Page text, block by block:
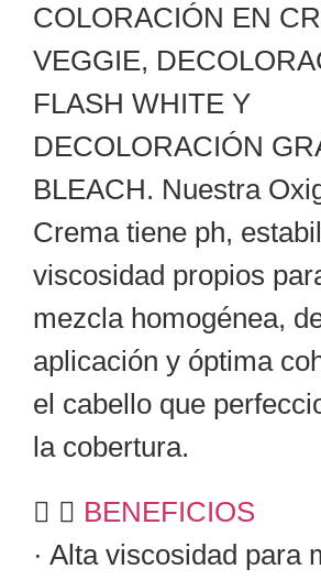
COLORACIÓN EN
VEGGIE,
FLASH WHITE Y
DECOLORACIÓN
BLEACH. Nuestra
Crema tiene ph,
viscosidad propios
mezcla homogénea,
aplicación y óptima
el cabello que
la cobertura.
BENEFICIOS
· Alta viscosidad para